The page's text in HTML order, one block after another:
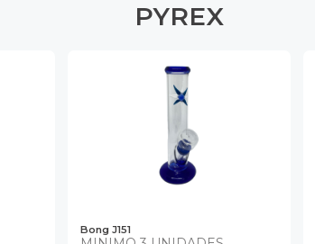
PYREX
Bong J151